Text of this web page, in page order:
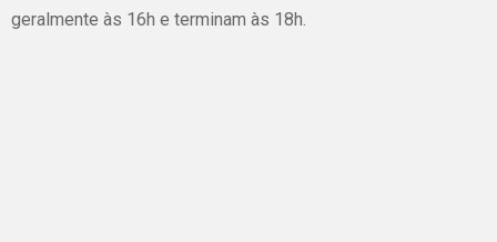
geralmente às 16h e terminam às 18h.